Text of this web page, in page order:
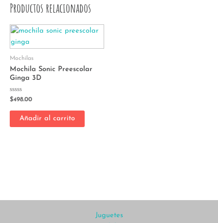
Productos relacionados
Mochilas
Mochila Sonic Preescolar
Ginga 3D
Valorado
con
0
$498.00
Añadir al carrito
Juguetes